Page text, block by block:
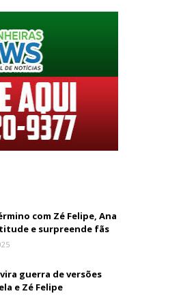
com Zé Felipe, Ana
e surpreende fãs
guerra de versões
e Zé Felipe